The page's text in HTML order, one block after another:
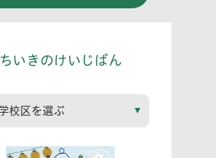
ちいきのけいじばん